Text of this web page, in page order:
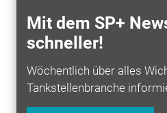
Mit dem SP+
schneller!
Wöchentlich über alles
Tankstellenbranche
entgegensetzen. Führer &
deshalb über weitere